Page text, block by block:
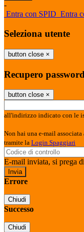
-
Entra con SPID Entra
Seleziona utente
button close ×
Recupero password
button close ×
all'indirizzo indicato con le
Non hai una e-mail
tramite la Login Spaggiari
E-mail inviata, si prega
Errore
Chiudi
Successo
Chiudi